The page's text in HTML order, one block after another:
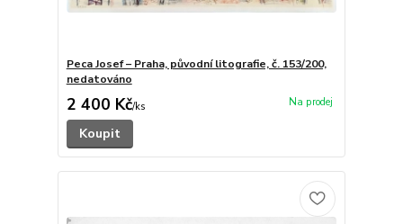
Peca Josef – Praha, původní litografie, č. 153/200,
nedatováno
2 400 Kč/ks
Koupit